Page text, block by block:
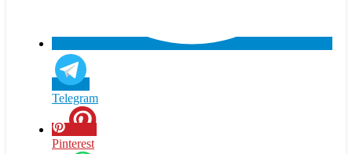
Telegram
Pinterest